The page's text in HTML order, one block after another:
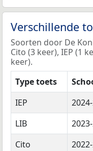
Verschillende
Soorten door De
Cito (3 keer), IEP (1
keer).
Type toets
IEP
LIB
Cito